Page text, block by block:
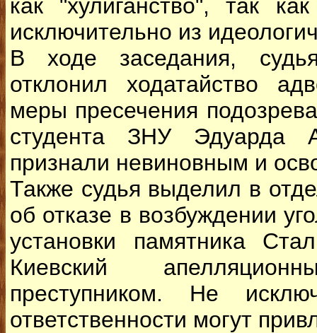
как "хулиганство", так
исключительно из
В ходе заседания,
отклонил ходатайство
меры пресечения
студента ЗНУ Эдуарда
признали невиновным и
Также судья выделил в
об отказе в возбуждении
установки памятника
Киевский
преступником. Не
ответственности могут